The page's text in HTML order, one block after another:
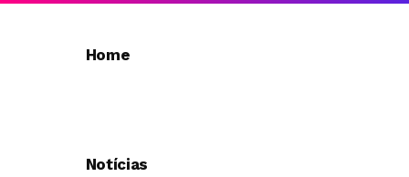
Home
Notícias